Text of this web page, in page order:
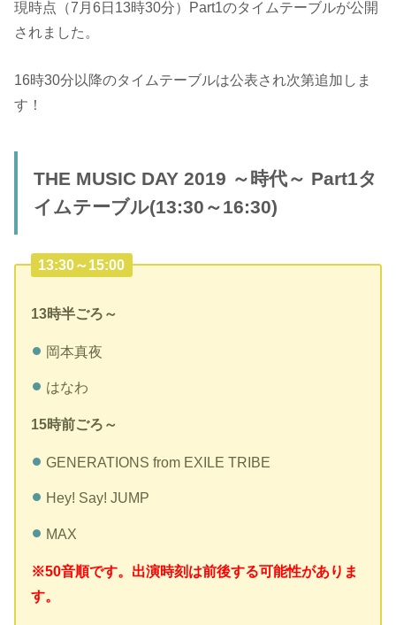
現時点（7月6日13時30分）Part1のタイムテーブルが公開
されました。
16時30分以降のタイムテーブルは公表され次第追加しま
す！
THE MUSIC DAY 2019 ～時代～ Part1タ
イムテーブル(13:30～16:30)
13:30～15:00
13時半ごろ～
岡本真夜
はなわ
15時前ごろ～
GENERATIONS from EXILE TRIBE
Hey! Say! JUMP
MAX
※50音順です。出演時刻は前後する可能性がありま
す。